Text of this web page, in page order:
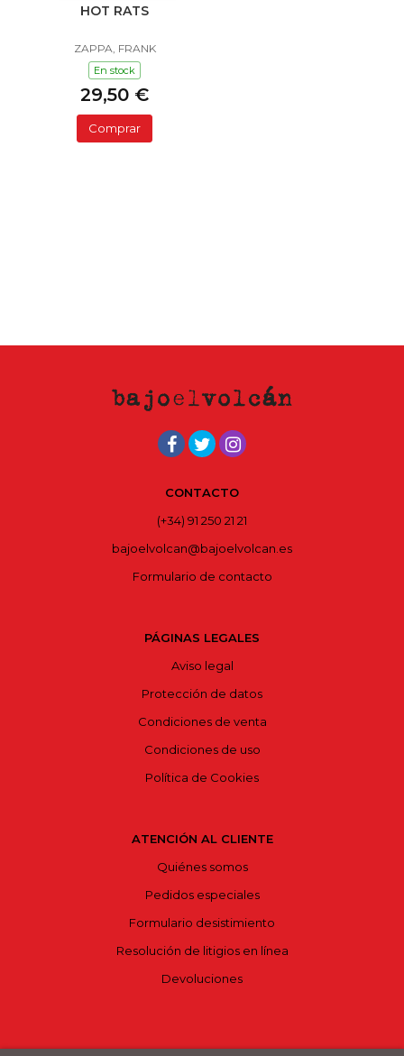
HOT RATS
ZAPPA, FRANK
En stock
29,50 €
Comprar
CONTACTO
(+34) 91 250 21 21
bajoelvolcan@bajoelvolcan.es
Formulario de contacto
PÁGINAS LEGALES
Aviso legal
Protección de datos
Condiciones de venta
Condiciones de uso
Política de Cookies
ATENCIÓN AL CLIENTE
Quiénes somos
Pedidos especiales
Formulario desistimiento
Resolución de litigios en línea
Devoluciones